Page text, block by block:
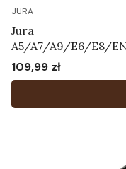
JURA
Jura
A5/A7/A9/E6/E8/
Zestaw zaworków
Cena
109,99 zł